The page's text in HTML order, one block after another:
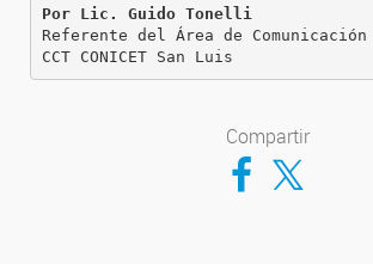
Por Lic. Guido Tonelli
Referente del Área de Comunicación
CCT CONICET San Luis
Compartir
Compartir en Facebook
Compartir en Twitter